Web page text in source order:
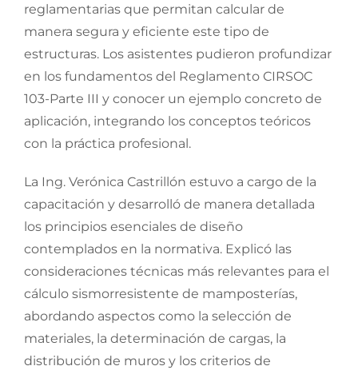
reglamentarias que permitan calcular de
manera segura y eficiente este tipo de
estructuras. Los asistentes pudieron profundizar
en los fundamentos del Reglamento CIRSOC
103-Parte III y conocer un ejemplo concreto de
aplicación, integrando los conceptos teóricos
con la práctica profesional.
La Ing. Verónica Castrillón estuvo a cargo de la
capacitación y desarrolló de manera detallada
los principios esenciales de diseño
contemplados en la normativa. Explicó las
consideraciones técnicas más relevantes para el
cálculo sismorresistente de mamposterías,
abordando aspectos como la selección de
materiales, la determinación de cargas, la
distribución de muros y los criterios de